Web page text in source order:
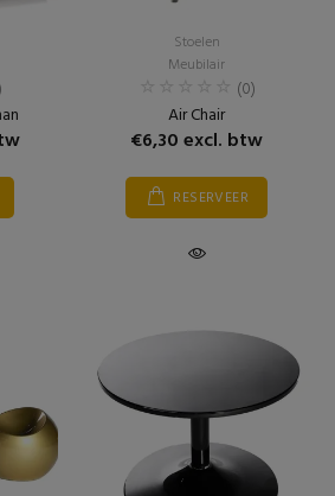
Stoelen
Meubilair
(0)
Air Chair
€6,30 excl. btw
RESERVEER